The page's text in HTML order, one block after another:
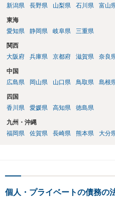
新潟県
長野県 山梨県 石川県 富山
東海
愛知県
静岡県 岐阜県 三重県
関西
大阪府
兵庫県 京都府 滋賀県 奈良
中国
広島県
岡山県 山口県 鳥取県 島根
四国
香川県
愛媛県 高知県 徳島県
九州・沖縄
福岡県
佐賀県 長崎県 熊本県 大分
個人・プライベートの債務の